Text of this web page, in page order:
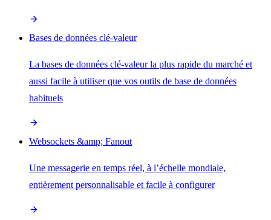
Bases de données clé-valeur
La bases de données clé-valeur la plus rapide du marché et
aussi facile à utiliser que vos outils de base de données
habituels
Websockets &amp; Fanout
Une messagerie en temps réel, à l’échelle mondiale,
entièrement personnalisable et facile à configurer